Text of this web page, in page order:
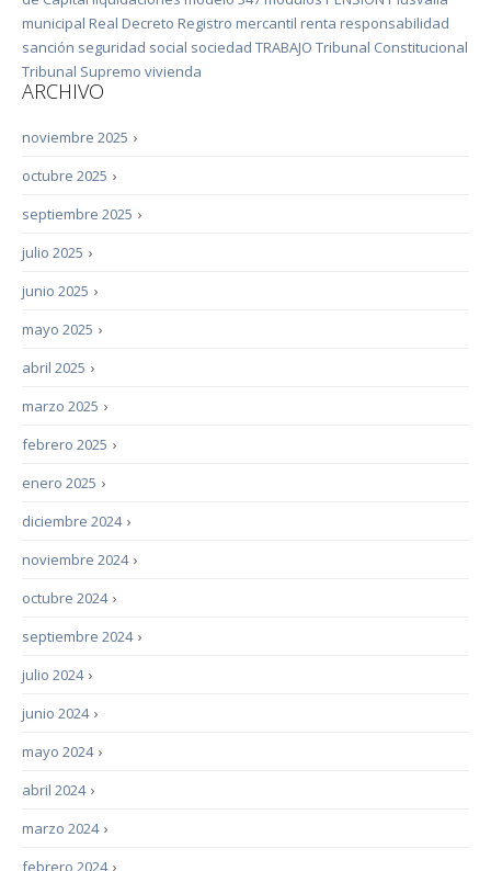
municipal Real Decreto Registro mercantil renta responsabilidad
sanción seguridad social sociedad TRABAJO Tribunal Constitucional
Tribunal Supremo vivienda
ARCHIVO
›
noviembre 2025
›
octubre 2025
›
septiembre 2025
›
julio 2025
›
junio 2025
›
mayo 2025
›
abril 2025
›
marzo 2025
›
febrero 2025
›
enero 2025
›
diciembre 2024
›
noviembre 2024
›
octubre 2024
›
septiembre 2024
›
julio 2024
›
junio 2024
›
mayo 2024
›
abril 2024
›
marzo 2024
›
febrero 2024